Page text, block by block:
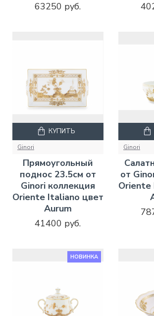
63250 руб.
Ginori
Прямоугольный
поднос 23.5см от
Ginori коллекция
Oriente Italiano цвет
Aurum
41400 руб.
КУПИТЬ
Ginori
от
Oriente
НОВИНКА